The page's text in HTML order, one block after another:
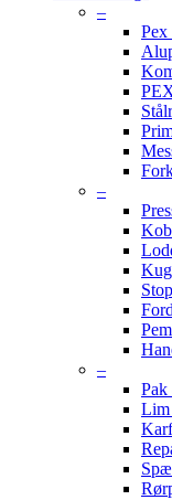
–
–
–
Pak
Lim